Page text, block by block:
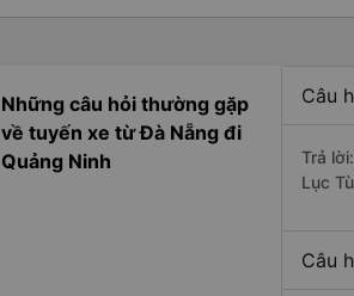
Những câu hỏi thường gặp
về tuyến xe từ Đà Nẵng đi
Quảng Ninh
Câu
Trả
Lục
Câu